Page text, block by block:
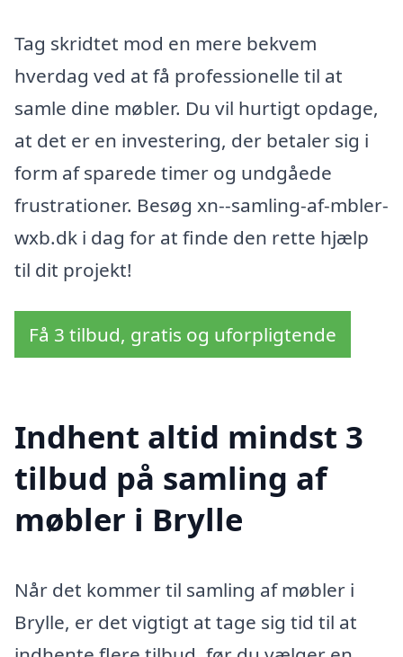
Tag skridtet mod en mere bekvem
hverdag ved at få professionelle til at
samle dine møbler. Du vil hurtigt opdage,
at det er en investering, der betaler sig i
form af sparede timer og undgåede
frustrationer. Besøg xn--samling-af-mbler-
wxb.dk i dag for at finde den rette hjælp
til dit projekt!
Få 3 tilbud, gratis og uforpligtende
Indhent altid mindst 3
tilbud på samling af
møbler i Brylle
Når det kommer til samling af møbler i
Brylle, er det vigtigt at tage sig tid til at